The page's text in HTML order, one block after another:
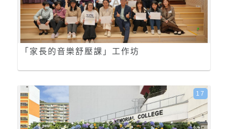
「家長的音樂舒壓課」工作坊
17